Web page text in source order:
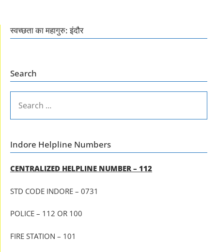
स्वच्छता का महागुरु: इंदौर
Search
FOR:
Indore Helpline Numbers
CENTRALIZED HELPLINE NUMBER – 112
STD CODE INDORE – 0731
POLICE – 112 OR 100
FIRE STATION – 101